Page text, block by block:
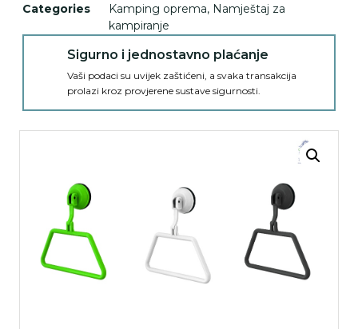
Categories
Kamping oprema, Namještaj za
kampiranje
Sigurno i jednostavno plaćanje
Vaši podaci su uvijek zaštićeni, a svaka transakcija
prolazi kroz provjerene sustave sigurnosti.